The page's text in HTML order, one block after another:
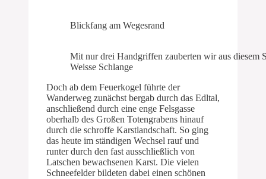
Blickfang am Wegesrand
Mit nur drei Handgriffen zauberten wir aus diesem
Weisse Schlange
Doch ab dem Feuerkogel führte der
Wanderweg zunächst bergab durch das Edltal,
anschließend durch eine enge Felsgasse
oberhalb des Großen Totengrabens hinauf
durch die schroffe Karstlandschaft. So ging
das heute im ständigen Wechsel rauf und
runter durch den fast ausschließlich von
Latschen bewachsenen Karst. Die vielen
Schneefelder bildeten dabei einen schönen